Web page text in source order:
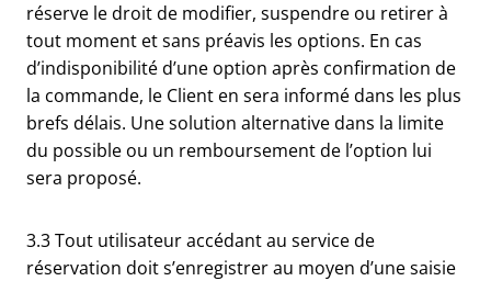
réserve le droit de modifier, suspendre ou retirer à
tout moment et sans préavis les options. En cas
d’indisponibilité d’une option après confirmation de
la commande, le Client en sera informé dans les plus
brefs délais. Une solution alternative dans la limite
du possible ou un remboursement de l’option lui
sera proposé.
3.3 Tout utilisateur accédant au service de
réservation doit s’enregistrer au moyen d’une saisie